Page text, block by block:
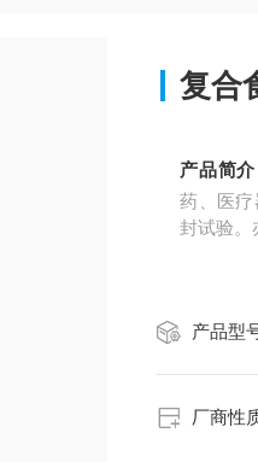
复合
产品简
药、医
封试验。
产品型
厂商性